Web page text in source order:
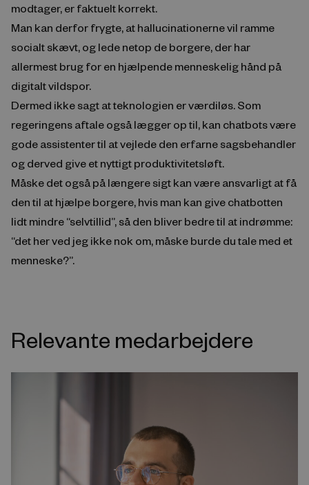
modtager, er faktuelt korrekt.
Man kan derfor frygte, at hallucinationerne vil ramme
socialt skævt, og lede netop de borgere, der har
allermest brug for en hjælpende menneskelig hånd på
digitalt vildspor.
Dermed ikke sagt at teknologien er værdiløs. Som
regeringens aftale også lægger op til, kan chatbots være
gode assistenter til at vejlede den erfarne sagsbehandler
og derved give et nyttigt produktivitetsløft.
Måske det også på længere sigt kan være ansvarligt at få
den til at hjælpe borgere, hvis man kan give chatbotten
lidt mindre “selvtillid”, så den bliver bedre til at indrømme:
“det her ved jeg ikke nok om, måske burde du tale med et
menneske?”.
Relevante medarbejdere